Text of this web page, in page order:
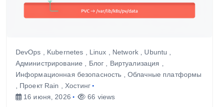
DevOps , Kubernetes , Linux , Network, Ubuntu ,
Администрирование , Блог , Виртуализация ,
Информационная безопасность , Облачные платформы
, Проект Rain , Хостинг
16 июня, 2026
66 views